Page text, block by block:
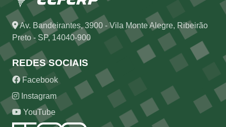
Av. Bandeirantes, 3900 - Vila Monte Alegre, Ribeirão
Preto - SP, 14040-900
REDES SOCIAIS
Facebook
Instagram
YouTube